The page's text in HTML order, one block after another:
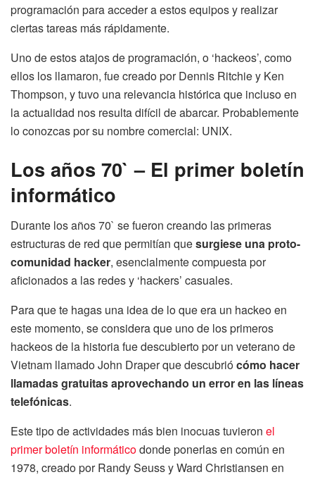
programación para acceder a estos equipos y realizar
ciertas tareas más rápidamente.
Uno de estos atajos de programación, o ‘hackeos’, como
ellos los llamaron, fue creado por Dennis Ritchie y Ken
Thompson, y tuvo una relevancia histórica que incluso en
la actualidad nos resulta difícil de abarcar. Probablemente
lo conozcas por su nombre comercial: UNIX.
Los años 70` – El primer boletín
informático
Durante los años 70` se fueron creando las primeras
estructuras de red que permitían quesurgiese una proto-
comunidad hacker, esencialmente compuesta por
aficionados a las redes y ‘hackers’ casuales.
Para que te hagas una idea de lo que era un hackeo en
este momento, se considera que uno de los primeros
hackeos de la historia fue descubierto por un veterano de
Vietnam llamado John Draper que descubriócómo hacer
llamadas gratuitas aprovechando un error en las líneas
telefónicas.
Este tipo de actividades más bien inocuas tuvieron el
primer boletín informáticodonde ponerlas en común en
1978, creado por Randy Seuss y Ward Christiansen en